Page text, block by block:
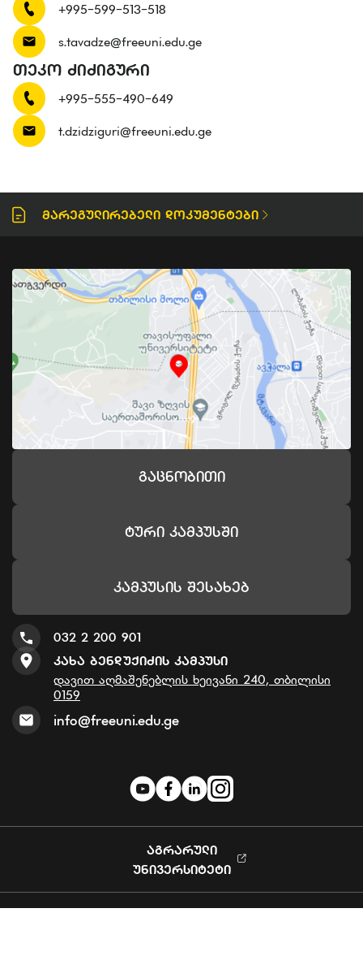
+995-599-513-518
s.tavadze@freeuni.edu.ge
ᲗᲔᲙᲝ ᲫᲘᲫᲘᲒᲣᲠᲘ
+995-555-490-649
t.dzidziguri@freeuni.edu.ge
Მარეგულირებელი Დოკუმენტები
Გაცნობითი
Ტური Კამპუსში
Კამპუსის Შესახებ
032 2 200 901
Კახა Ბენდუქიძის Კამპუსი
დავით აღმაშენებლის ხეივანი 240, თბილისი
0159
info@freeuni.edu.ge
ᲐᲒᲠᲐᲠᲣᲚᲘ
ᲣᲜᲘᲕᲔᲠᲡᲘᲢᲔᲢᲘ